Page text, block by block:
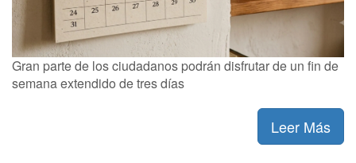
Gran parte de los ciudadanos podrán disfrutar de un fin de
semana extendido de tres días
Leer Más